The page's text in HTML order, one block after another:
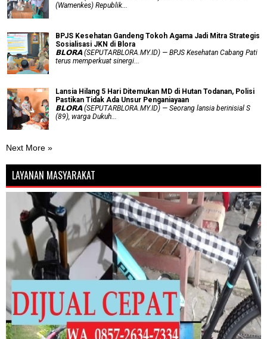
(Wamenkes) Republik...
BPJS Kesehatan Gandeng Tokoh Agama Jadi Mitra Strategis
Sosialisasi JKN di Blora
𝗕𝗟𝗢𝗥𝗔 (SEPUTARBLORA.MY.ID) — BPJS Kesehatan Cabang Pati
terus memperkuat sinergi...
Lansia Hilang 5 Hari Ditemukan MD di Hutan Todanan, Polisi
Pastikan Tidak Ada Unsur Penganiayaan
𝗕𝗟𝗢𝗥𝗔 (SEPUTARBLORA.MY.ID) — Seorang lansia berinisial S
(89), warga Dukuh...
Next More »
LAYANAN MASYARAKAT